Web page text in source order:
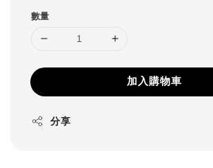
數量
加入購物車
分享